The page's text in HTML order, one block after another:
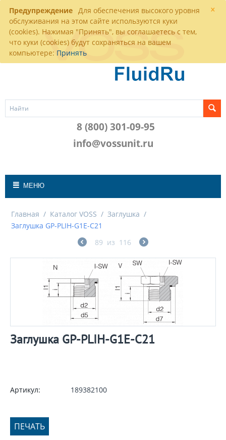
×
Предупреждение Для обеспечения высокого уровня
обслуживания на этом сайте используются куки
(cookies). Нажимая "Принять", вы соглашаетесь с тем,
что куки (cookies) будут сохраняться на вашем
компьютере: Принять
8 (800) 301-09-95
info@vossunit.ru
МЕНЮ
Главная / Каталог VOSS / Заглушка /
Заглушка GP-PLIH-G1E-C21
89 из 116
Заглушка GP-PLIH-G1E-C21
Артикул: 189382100
ПЕЧАТЬ